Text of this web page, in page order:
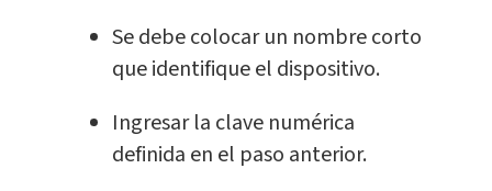
Se debe colocar un nombre corto
que identifique el dispositivo.
Ingresar la clave numérica
definida en el paso anterior.